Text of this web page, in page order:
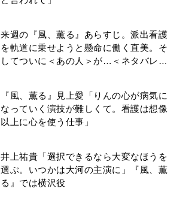
来週の『風、薫る』あらすじ。派出看護
してついに＜あの人＞が…＜ネタバレあ
り＞
『風、薫る』見上愛「りんの心が病気に
以上に心を使う仕事」
井上祐貴「選択できるなら大変なほうを
る』では横沢役
『Tシャツが乾くまで』第5話予告。心を